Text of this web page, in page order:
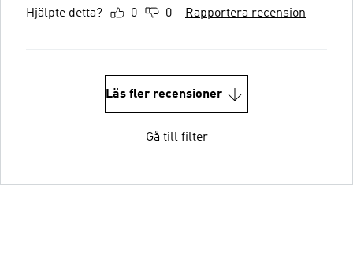
Hjälpte detta? 0 0 Rapportera recension
Läs fler recensioner
Gå till filter